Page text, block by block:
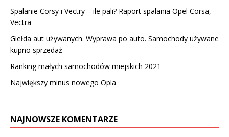
Spalanie Corsy i Vectry – ile pali? Raport spalania Opel Corsa,
Vectra
Giełda aut używanych. Wyprawa po auto. Samochody używane
kupno sprzedaż
Ranking małych samochodów miejskich 2021
Największy minus nowego Opla
NAJNOWSZE KOMENTARZE